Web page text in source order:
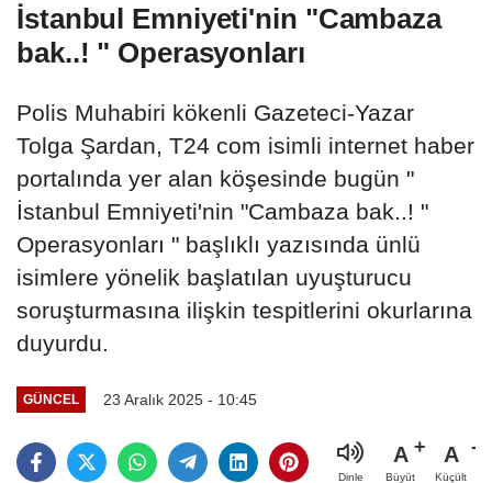
İstanbul Emniyeti'nin "Cambaza
bak..! " Operasyonları
Polis Muhabiri kökenli Gazeteci-Yazar
Tolga Şardan, T24 com isimli internet haber
portalında yer alan köşesinde bugün "
İstanbul Emniyeti'nin "Cambaza bak..! "
Operasyonları " başlıklı yazısında ünlü
isimlere yönelik başlatılan uyuşturucu
soruşturmasına ilişkin tespitlerini okurlarına
duyurdu.
GÜNCEL 23 Aralık 2025 - 10:45
Dinle
A
Büyüt
A
Küçült